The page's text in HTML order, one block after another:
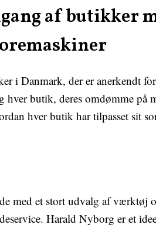
af butikker
i Danmark, der er anerkendt
butik, deres omdømme på
hver butik har tilpasset sit
med et stort udvalg af værktøj
Harald Nyborg er et